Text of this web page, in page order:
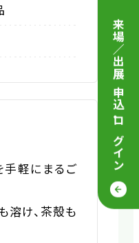
来場／出展 申込
・
ログイン
軽にまるご
溶け、茶殻も